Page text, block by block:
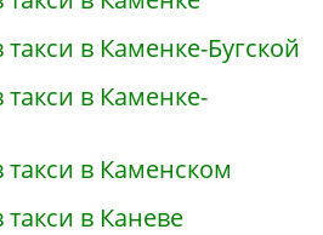
в Каменке-Бугской
в Каменке-
в Каменском
в Каневе